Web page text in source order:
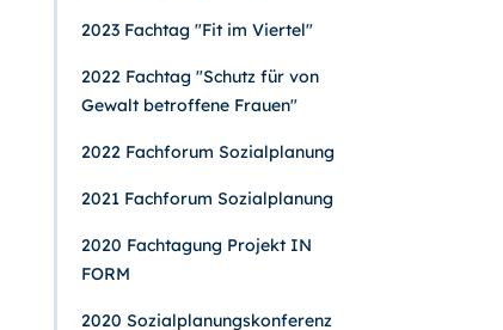
2023 Fachtag "Fit im Viertel"
2022 Fachtag "Schutz für von
Gewalt betroffene Frauen"
2022 Fachforum Sozialplanung
2021 Fachforum Sozialplanung
2020 Fachtagung Projekt IN
FORM
2020 Sozialplanungskonferenz